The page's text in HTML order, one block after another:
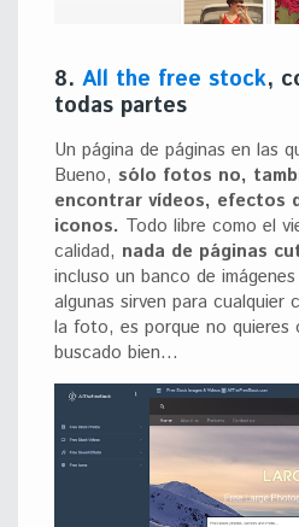
8. All the free stock,
todas partes
Un página de páginas en las
Bueno, sólo fotos no,
encontrar vídeos, efectos
iconos. Todo libre como el
calidad, nada de páginas
incluso un banco de
algunas sirven para cualquier
la foto, es porque no quieres
buscado bien…